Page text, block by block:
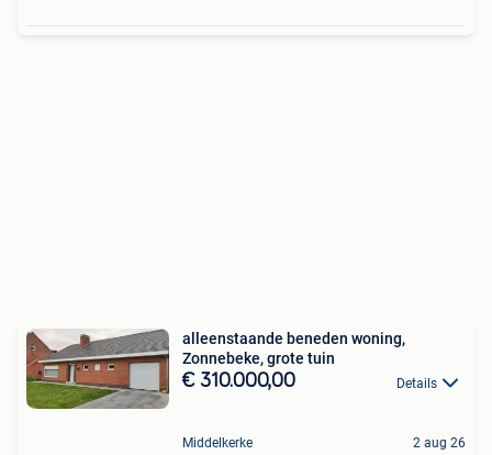
alleenstaande beneden woning,
Zonnebeke, grote tuin
€ 310.000,00 Details
Middelkerke 2 aug 26